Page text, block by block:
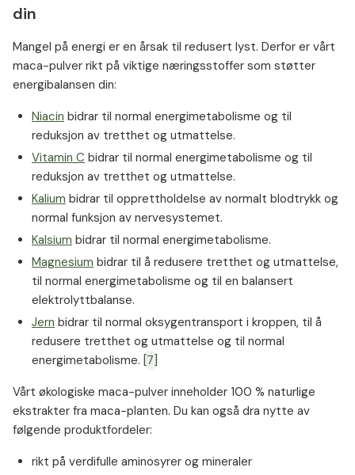
din
Mangel på energi er en årsak til redusert lyst. Derfor er vårt
maca-pulver rikt på viktige næringsstoffer som støtter
energibalansen din:
Niacin bidrar til normal energimetabolisme og til
reduksjon av tretthet og utmattelse.
Vitamin C bidrar til normal energimetabolisme og til
reduksjon av tretthet og utmattelse.
Kalium bidrar til opprettholdelse av normalt blodtrykk og
normal funksjon av nervesystemet.
Kalsium bidrar til normal energimetabolisme.
Magnesium bidrar til å redusere tretthet og utmattelse,
til normal energimetabolisme og til en balansert
elektrolyttbalanse.
Jern bidrar til normal oksygentransport i kroppen, til å
redusere tretthet og utmattelse og til normal
energimetabolisme. [7]
Vårt økologiske maca-pulver inneholder 100 % naturlige
ekstrakter fra maca-planten. Du kan også dra nytte av
følgende produktfordeler:
rikt på verdifulle aminosyrer og mineraler